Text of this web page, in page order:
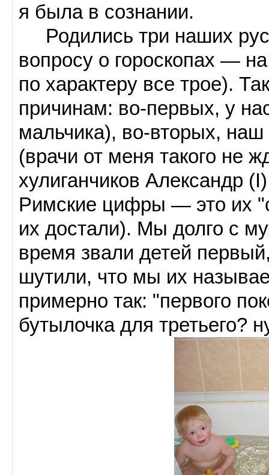
я была в сознании.
Родились три наших
вопросу о гороскопах —
по характеру все трое).
причинам: во-первых, у
мальчика), во-вторых,
(врачи от меня такого не
хулиганчиков Александр
Римские цифры — это их
их достали). Мы долго с
время звали детей
шутили, что мы их
примерно так: "первого
бутылочка для третьего?